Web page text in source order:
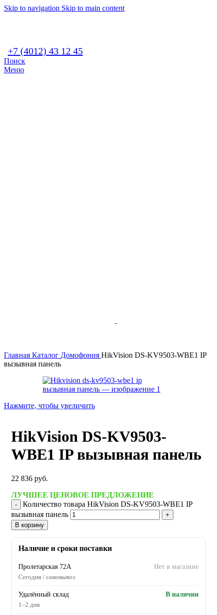
Skip to navigation Skip to main content
+7 (4012) 43 12 45
Поиск
Меню
Главная Каталог Домофония HikVision DS-KV9503-WBE1 IP
вызывная панель
Нажмите, чтобы увеличить
HikVision DS-KV9503-
WBE1 IP вызывная панель
22 836 руб.
ЛУЧШЕЕ ЦЕНОВОЕ ПРЕДЛОЖЕНИЕ
Количество товара HikVision DS-KV9503-WBE1 IP
вызывная панель
В корзину
Наличие и сроки поставки
Пролетарская 72А
Нет в магазине
Сегодня / самовывоз
Удалённый склад
В наличии
1–2 дня